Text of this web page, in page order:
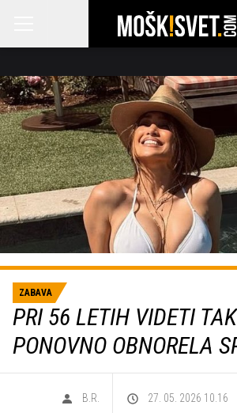
ZABAVA
PRI 56 LETIH VIDETI
PONOVNO OBNORELA
B.R. 27. 05. 2026 10.16